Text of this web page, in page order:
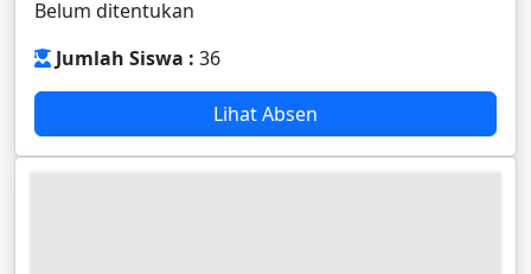
Belum ditentukan
Jumlah Siswa : 36
Lihat Absen